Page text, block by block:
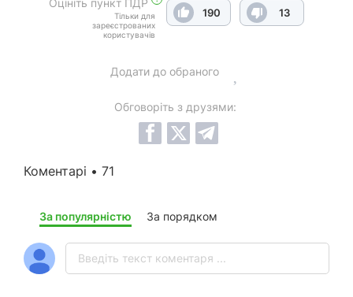
Оцініть пункт ПДР
Тільки для
зареєстрованих
користувачів
190 13
Додати до обраного
Обговоріть з друзями:
Коментарі • 71
За популярністю За порядком